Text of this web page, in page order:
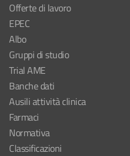
Offerte di lavoro
EPEC
Albo
Gruppi di studio
Trial AME
Banche dati
Ausili attività clinica
Farmaci
Normativa
Classificazioni